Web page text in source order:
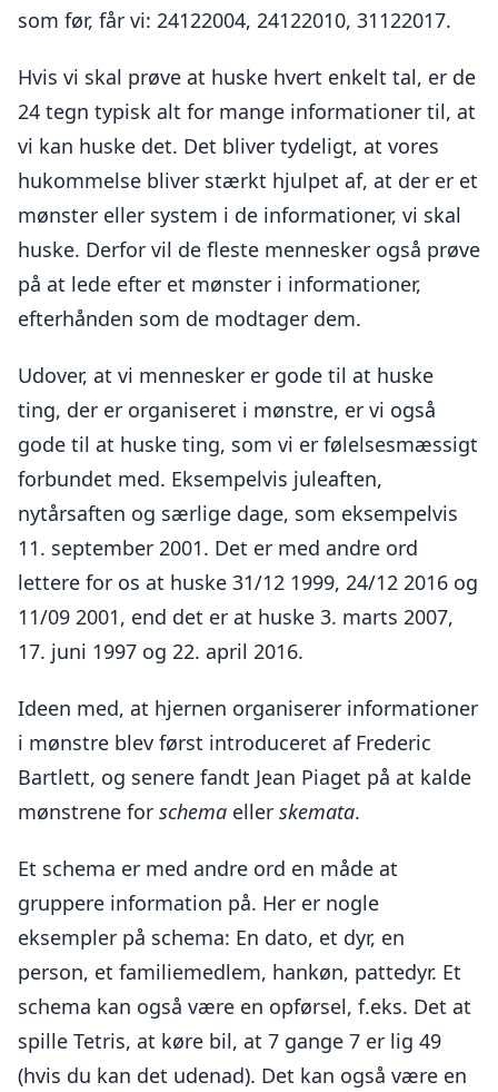
som før, får vi: 24122004, 24122010, 31122017.
Hvis vi skal prøve at huske hvert enkelt tal, er de
24 tegn typisk alt for mange informationer til, at
vi kan huske det. Det bliver tydeligt, at vores
hukommelse bliver stærkt hjulpet af, at der er et
mønster eller system i de informationer, vi skal
huske. Derfor vil de fleste mennesker også prøve
på at lede efter et mønster i informationer,
efterhånden som de modtager dem.
Udover, at vi mennesker er gode til at huske
ting, der er organiseret i mønstre, er vi også
gode til at huske ting, som vi er følelsesmæssigt
forbundet med. Eksempelvis juleaften,
nytårsaften og særlige dage, som eksempelvis
11. september 2001. Det er med andre ord
lettere for os at huske 31/12 1999, 24/12 2016 og
11/09 2001, end det er at huske 3. marts 2007,
17. juni 1997 og 22. april 2016.
Ideen med, at hjernen organiserer informationer
i mønstre blev først introduceret af Frederic
Bartlett, og senere fandt Jean Piaget på at kalde
mønstrene for schema eller skemata.
Et schema er med andre ord en måde at
gruppere information på. Her er nogle
eksempler på schema: En dato, et dyr, en
person, et familiemedlem, hankøn, pattedyr. Et
schema kan også være en opførsel, f.eks. Det at
spille Tetris, at køre bil, at 7 gange 7 er lig 49
(hvis du kan det udenad). Det kan også være en